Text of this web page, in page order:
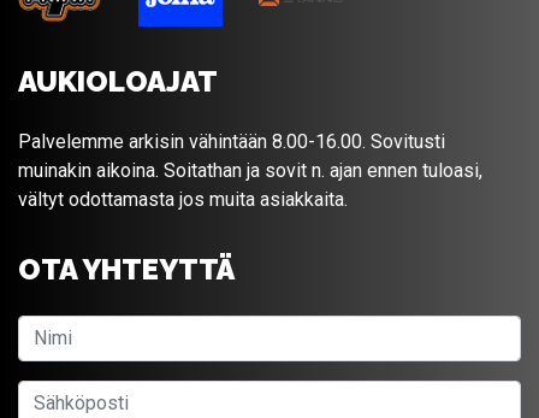
AUKIOLOAJAT
Palvelemme arkisin vähintään 8.00-16.00. Sovitusti
muinakin aikoina. Soitathan ja sovit n. ajan ennen tuloasi,
vältyt odottamasta jos muita asiakkaita.
OTA YHTEYTTÄ